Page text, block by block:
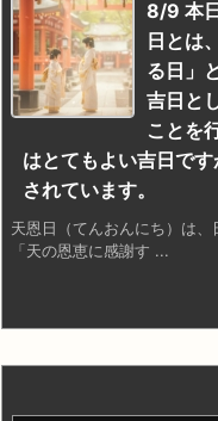
8/9 本
日とは
る日」
吉日と
ことを
はとてもよい吉日で
されています。
天恩日（てんおんにち）は、
「天の恩恵に感謝す ...